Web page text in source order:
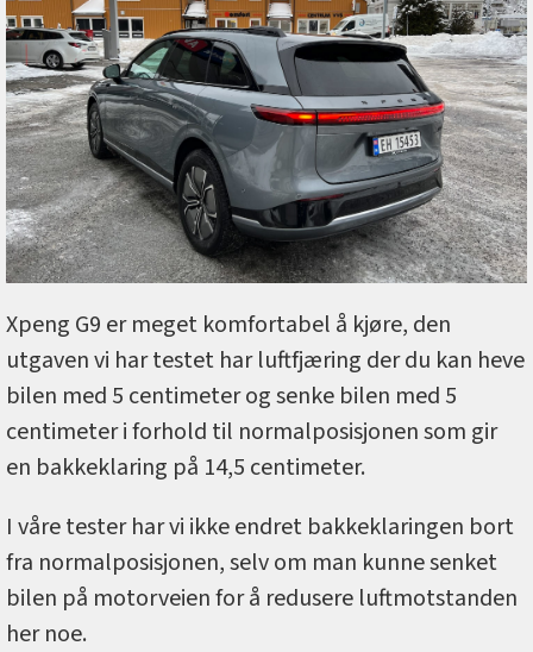
Xpeng G9 er meget komfortabel å kjøre, den
utgaven vi har testet har luftfjæring der du kan heve
bilen med 5 centimeter og senke bilen med 5
centimeter i forhold til normalposisjonen som gir
en bakkeklaring på 14,5 centimeter.
I våre tester har vi ikke endret bakkeklaringen bort
fra normalposisjonen, selv om man kunne senket
bilen på motorveien for å redusere luftmotstanden
her noe.